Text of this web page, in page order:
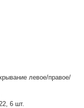
левое/правое/
6 шт.